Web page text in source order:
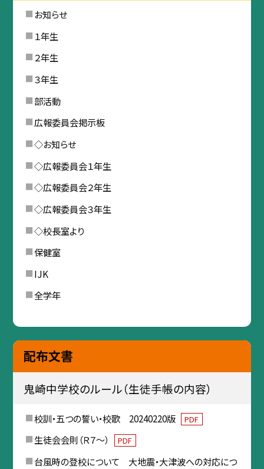
お知らせ
１年生
２年生
３年生
部活動
広報委員会掲示板
◇お知らせ
◇広報委員会１年生
◇広報委員会２年生
◇広報委員会３年生
◇校長室より
保健室
IJK
全学年
配布文書
鬼崎中学校のルール（生徒手帳の内容）
校訓・五つの誓い・校歌 20240220版 PDF
生徒会会則（Ｒ７～） PDF
台風時の登校について 大地震・大津波への対応につ